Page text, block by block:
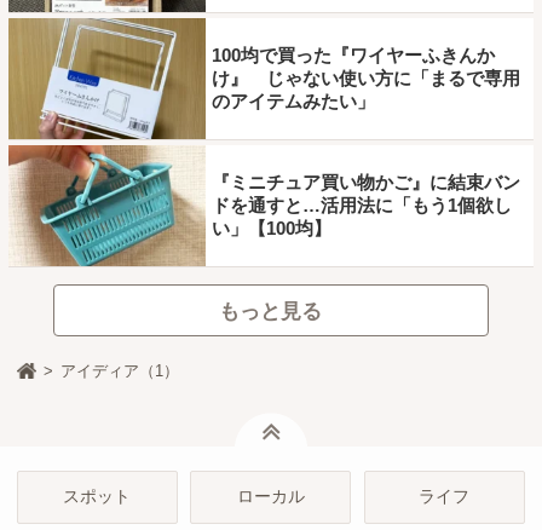
100均で買った『ワイヤーふきんか
け』 じゃない使い方に「まるで専用
のアイテムみたい」
『ミニチュア買い物かご』に結束バン
ドを通すと…活用法に「もう1個欲し
い」【100均】
もっと見る
アイディア（1）
スポット ローカル ライフ